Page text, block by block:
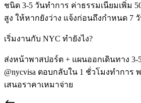
ชนิด 3-5 วันทำการ ค่าธรรมเนียมเพิ่ม
สูง ให้หากยังว่าง แจ้งก่อนถึงกำหนด 7
เริ่มงานกับ NYC ทำยังไง?
ส่งหน้าพาสปอร์ต + แผนออกเดินทาง 3-
@nycvisa ตอบกลับใน 1 ชั่วโมงทำการ
เสนอราคาเหมาจ่าย